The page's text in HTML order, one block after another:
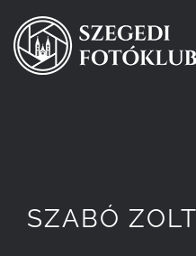
Kihagyás
Pályázatok
SZABÓ